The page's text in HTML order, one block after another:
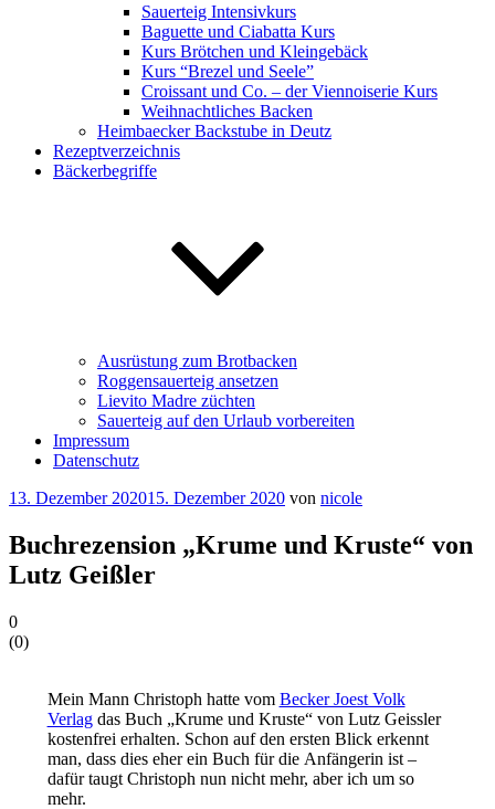
Sauerteig Intensivkurs
Baguette und Ciabatta Kurs
Kurs Brötchen und Kleingebäck
Kurs “Brezel und Seele”
Croissant und Co. – der Viennoiserie Kurs
Weihnachtliches Backen
Heimbaecker Backstube in Deutz
Rezeptverzeichnis
Bäckerbegriffe
Ausrüstung zum Brotbacken
Roggensauerteig ansetzen
Lievito Madre züchten
Sauerteig auf den Urlaub vorbereiten
Impressum
Datenschutz
Veröffentlicht
13. Dezember 202015. Dezember 2020 von nicole
Buchrezension „Krume und Kruste“ von
Lutz Geißler
0
(0)
Mein Mann Christoph hatte vom Becker Joest Volk
Verlagdas Buch „Krume und Kruste“ von Lutz Geissler
kostenfrei erhalten. Schon auf den ersten Blick erkennt
man, dass dies eher ein Buch für die Anfängerin ist –
dafür taugt Christoph nun nicht mehr, aber ich um so
mehr.